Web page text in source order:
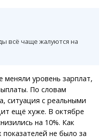
всё чаще жалуются на
уровень зарплат,
По словам
ситуация с реальными
ещё хуже. В октябре
на 10%. Как
не было за